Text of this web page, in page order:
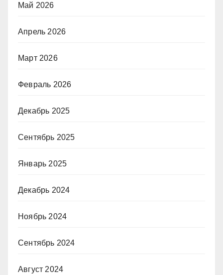
Май 2026
Апрель 2026
Март 2026
Февраль 2026
Декабрь 2025
Сентябрь 2025
Январь 2025
Декабрь 2024
Ноябрь 2024
Сентябрь 2024
Август 2024